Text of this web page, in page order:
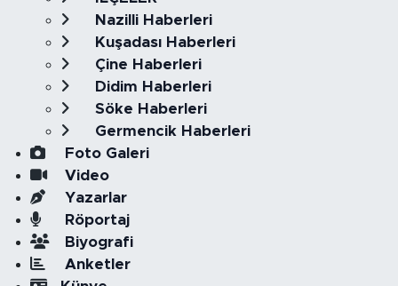
Nazilli Haberleri
Kuşadası Haberleri
Çine Haberleri
Didim Haberleri
Söke Haberleri
Germencik Haberleri
Foto Galeri
Video
Yazarlar
Röportaj
Biyografi
Anketler